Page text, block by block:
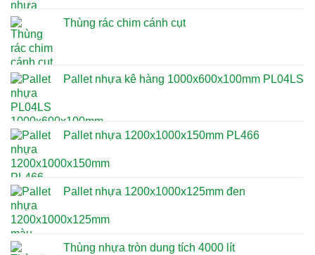
Thùng rác chim cánh cụt
Pallet nhựa kê hàng 1000x600x100mm PL04LS
Pallet nhựa 1200x1000x150mm PL466
Pallet nhựa 1200x1000x125mm đen
Thùng nhựa tròn dung tích 4000 lít